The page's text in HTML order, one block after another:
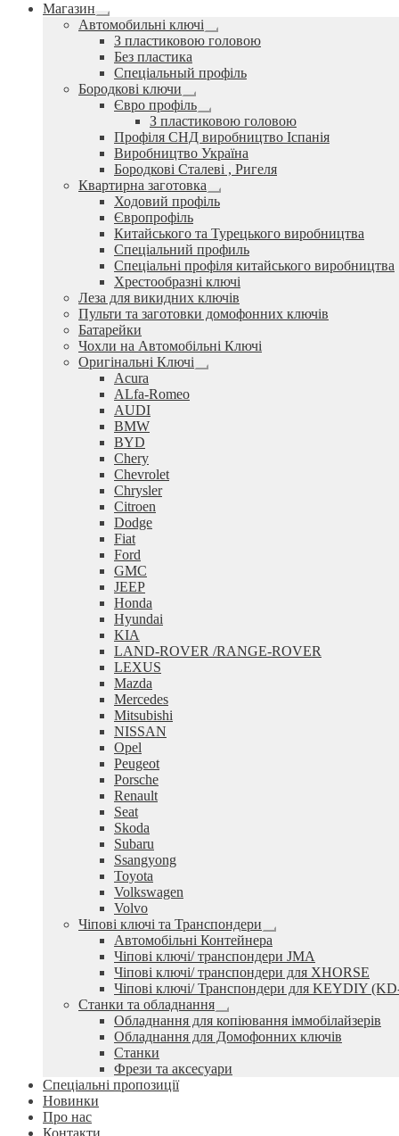
Магазин
Розгорнуте
вкладене
меню
Автомобильні ключі
Розгорнуте
вкладене
З пластиковою головою
Без пластика
Спеціальный профіль
Бородкові ключи
Розгорнуте
вкладене
меню
Євро профіль
Розгорнуте
вкладене
меню
З пластиковою головою
Профіля СНД виробництво Іспанія
Виробництво Україна
Бородкові Сталеві , Ригеля
Квартирна заготовка
Розгорнуте
вкладене
Ходовий профіль
Європрофіль
Китайського та Турецького виробництва
Спеціальний профиль
Спеціальні профіля китайського виробництва
Хрестообразні ключі
Леза для викидних ключів
Пульти та заготовки домофонних ключів
Батарейки
Чохли на Автомобільні Ключі
Оригінальні Ключі
Розгорнуте
Acura
ALfa-Romeo
AUDI
BMW
BYD
Chery
Chevrolet
Chrysler
Citroen
Dodge
Fiat
Ford
GMC
JEEP
Honda
Hyundai
KIA
LAND-ROVER /RANGE-ROVER
LEXUS
Mazda
Mercedes
Mitsubishi
NISSAN
Opel
Peugeot
Porsche
Renault
Seat
Skoda
Subaru
Ssangyong
Toyota
Volkswagen
Volvo
Чіпові ключі та Транспондери
Розгорнуте
вкладене
меню
Автомобільні Контейнера
Чіпові ключі/ транспондери JMA
Чіпові ключі/ транспондери для XHORSE
Чіпові ключі/ Транспондери для KEYDIY
Станки та обладнання
Розгорнуте
вкладене
меню
Обладнання для копіювання іммобілайзерів
Обладнання для Домофонних ключів
Станки
Фрези та аксесуари
Спеціальні пропозиції
Новинки
Про нас
Контакти